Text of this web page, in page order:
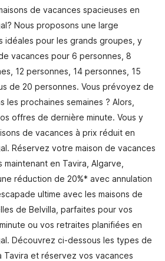
de vacances spacieuses en
Nous proposons une large
idéales pour les grands groupes, y
vacances pour 6 personnes, 8
12 personnes, 14 personnes, 15
de 20 personnes. Vous prévoyez de
les prochaines semaines ? Alors,
offres de dernière minute. Vous y
de vacances à prix réduit en
Réservez votre maison de vacances
en Tavira, Algarve,
réduction de 20%* avec annulation
ultime avec les maisons de
de Belvilla, parfaites pour vos
ou vos retraites planifiées en
Découvrez ci-dessous les types de
Tavira et réservez vos vacances